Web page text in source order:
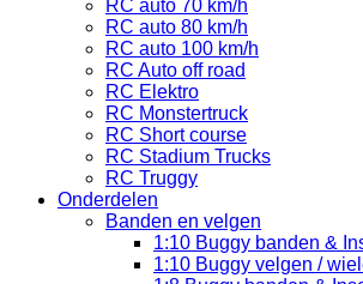
RC auto 70 km/h
RC auto 80 km/h
RC auto 100 km/h
RC Auto off road
RC Elektro
RC Monstertruck
RC Short course
RC Stadium Trucks
RC Truggy
Onderdelen
Banden en velgen
1:10 Buggy banden &
1:10 Buggy velgen /